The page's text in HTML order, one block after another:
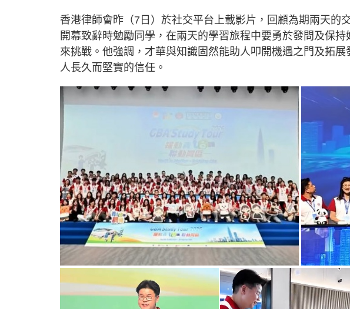
2
%
香港律師會昨（7日）於社交平台上載影片，回顧為期兩天的
開幕致辭時勉勵同學，在兩天的學習旅程中要勇於發問及保
來挑戰。他強調，才華與知識固然能助人叩開機遇之門及拓
人長久而堅實的信任。